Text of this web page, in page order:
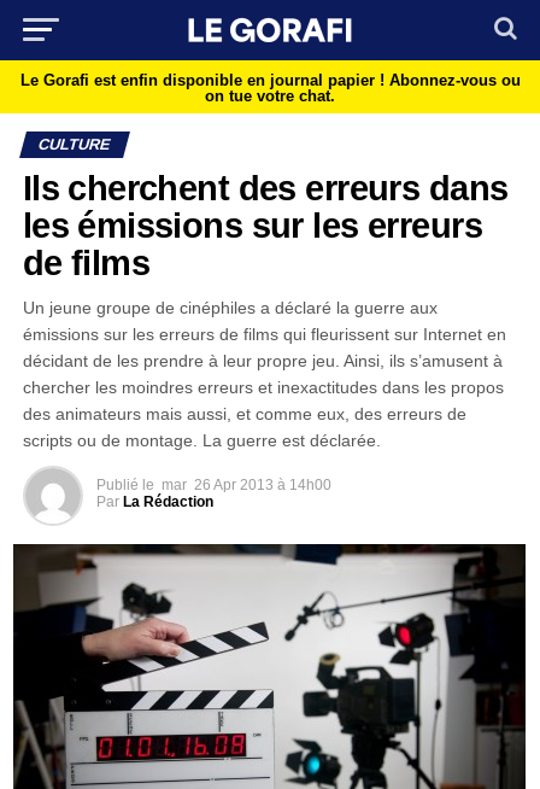
Le Gorafi est enfin disponible en journal papier ! Abonnez-vous ou
on tue votre chat.
CULTURE
Ils cherchent des erreurs dans
les émissions sur les erreurs
de films
Un jeune groupe de cinéphiles a déclaré la guerre aux
émissions sur les erreurs de films qui fleurissent sur Internet en
décidant de les prendre à leur propre jeu. Ainsi, ils s’amusent à
chercher les moindres erreurs et inexactitudes dans les propos
des animateurs mais aussi, et comme eux, des erreurs de
scripts ou de montage. La guerre est déclarée.
Publié le mar 26 Apr 2013 à 14h00
Par La Rédaction